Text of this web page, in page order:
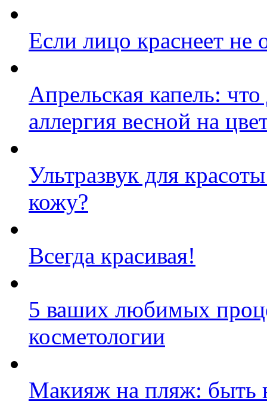
Если лицо краснеет
Апрельская капель:
аллергия весной на
Ультразвук для
кожу?
Всегда красивая!
5 ваших любимых
косметологии
Макияж на пляж: быть